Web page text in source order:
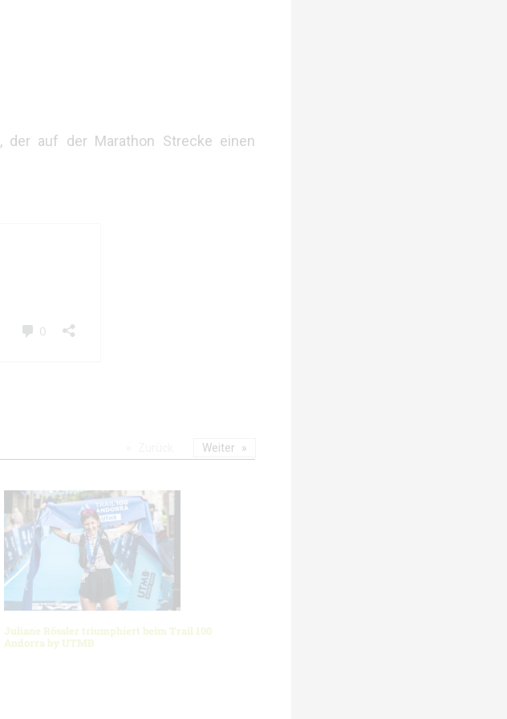
, der auf der Marathon Strecke einen
Juliane Rössler triumphiert beim Trail 100
Andorra by UTMB
Weiter